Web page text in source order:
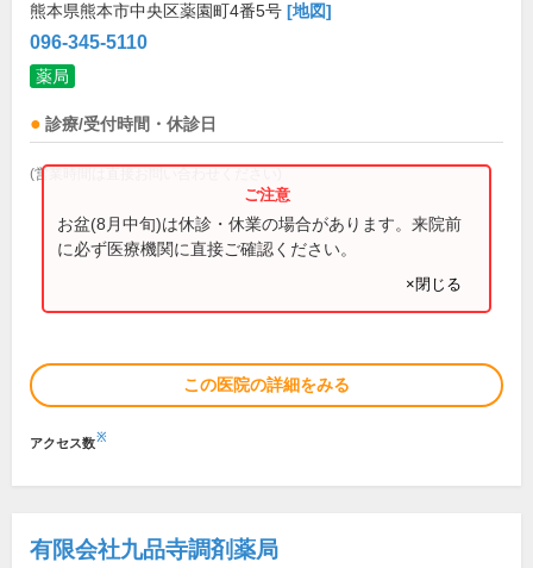
熊本県熊本市中央区薬園町4番5号 [地図]
096-345-5110
薬局
診療/受付時間・休診日
(営業時間は直接お問い合わせください)
お盆(8月中旬)は休診・休業の場合があります。来院前
に必ず医療機関に直接ご確認ください。
×閉じる
この医院の詳細をみる
アクセス数※
有限会社九品寺調剤薬局